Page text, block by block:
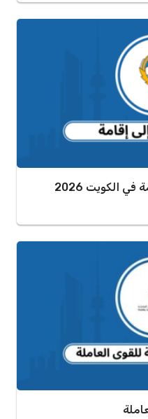
الكويت 2026